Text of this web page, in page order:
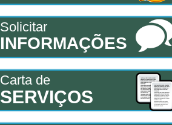
Solicitar
INFORMAÇÕES
Carta de
SERVIÇOS